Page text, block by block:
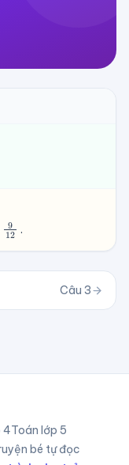
9 .
Câu 3
4Toán lớp 5
bé tự đọc